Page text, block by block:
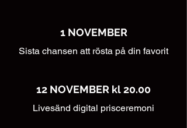
1 NOVEMBER
Sista chansen att rösta på din favorit
12 NOVEMBER kl 20.00
Livesänd digital prisceremoni